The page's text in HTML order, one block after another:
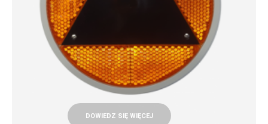
DOWIEDZ SIĘ WIĘCEJ